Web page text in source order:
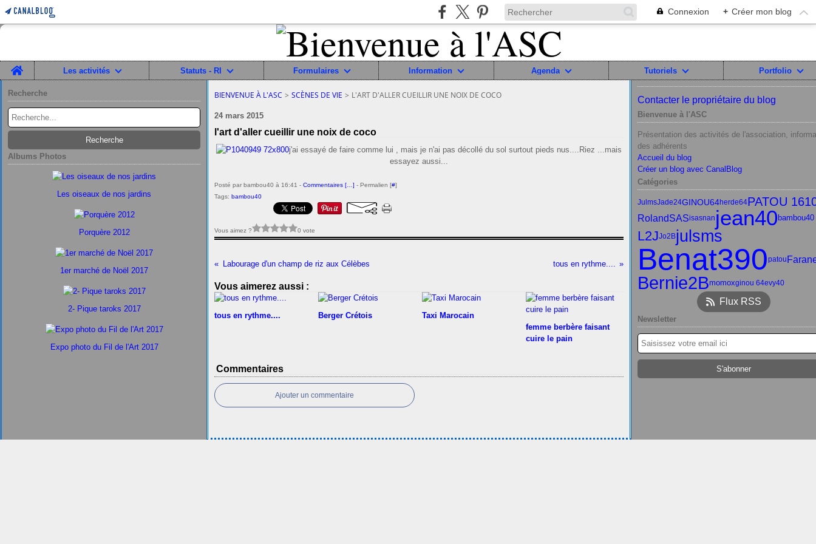
Connexion + Créer mon blog
Home
Les activités Statuts - RI Formulaires Information Agenda Tutoriels Portfolio
Recherche
Albums Photos
Les oiseaux de nos jardins
Porquère 2012
1er marché de Noël 2017
2- Pique taroks 2017
Expo photo du Fil de l'Art 2017
BIENVENUE À L'ASC > SCÈNES DE VIE > L'ART D'ALLER CUEILLIR UNE NOIX DE COCO
24 mars 2015
l'art d'aller cueillir une noix de coco
j'ai essayé de faire comme lui , mais je n'ai pas décollé du sol surtout pieds nus....Riez ...mais
essayez aussi...
Posté par bambou40 à 16:41 - Commentaires [ ] - Permalien [#]
Tags: bambou40
Vous aimez ? 0 vote
Labourage d'un champ de riz aux Célèbes tous en rythme....
Vous aimerez aussi :
tous en rythme.... Berger Crétois
Taxi Marocain
femme berbère faisant
cuire le pain
Commentaires
Ajouter un commentaire
Contacter le propriétaire du blog
Bienvenue à l'ASC
Présentation des activités de l'association,
des adhérents
Accueil du blog
Créer un blog avec CanalBlog
Catégories
JulmsJade24GINOU64herde64PATOU
RolandSASisasnan jean40 bambou40
L2JJo2Bjulsms
Benat390patou
Bernie2Bmomoxginou 64evy40
Flux RSS
Newsletter